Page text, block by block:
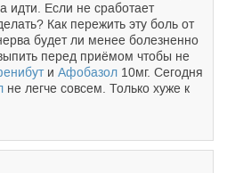
идти. Если не сработает
Как пережить эту боль от
будет ли менее болезненно
перед приёмом чтобы не
и Афобазол 10мг. Сегодня
не легче совсем. Только хуже к